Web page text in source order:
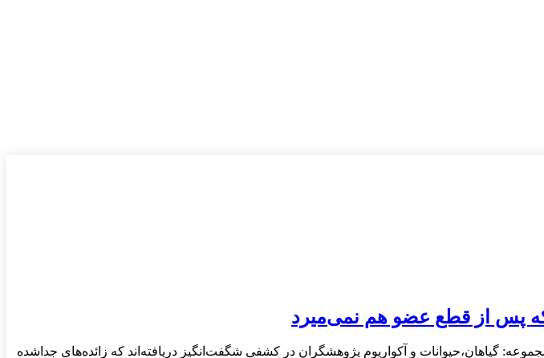
که پس از قطع عضو هم نمی‌میرد
گیاهان،حیوانات و آکواریوم پژوهشگران در کشفی شگفت‌انگیز دریافته‌اند که زائده‌های جداشده